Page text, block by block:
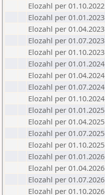
Elozahl per 01.10.2022
Elozahl per 01.01.2023
Elozahl per 01.04.2023
Elozahl per 01.07.2023
Elozahl per 01.10.2023
Elozahl per 01.01.2024
Elozahl per 01.04.2024
Elozahl per 01.07.2024
Elozahl per 01.10.2024
Elozahl per 01.01.2025
Elozahl per 01.04.2025
Elozahl per 01.07.2025
Elozahl per 01.10.2025
Elozahl per 01.01.2026
Elozahl per 01.04.2026
Elozahl per 01.07.2026
Elozahl per 01.10.2026